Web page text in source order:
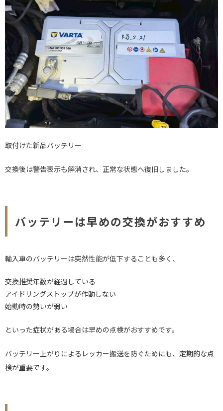
取付けた新品バッテリー
交換後は警告表示も解消され、正常な状態へ復旧しました。
バッテリーは早めの交換がおすすめ
輸入車のバッテリーは突然性能が低下することも多く、
交換推奨年数が経過している
アイドリングストップが作動しない
始動時の勢いが弱い
といった症状がある場合は早めの点検がおすすめです。
バッテリー上がりによるレッカー搬送を防ぐためにも、定期的な点
検が重要です。